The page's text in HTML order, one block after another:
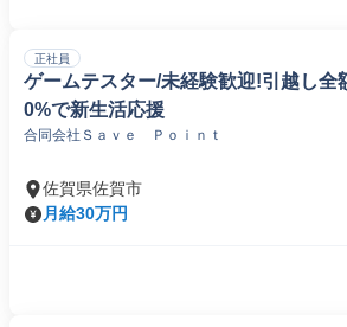
正社員
ゲームテスター/未経験歓迎!引越し全
0%で新生活応援
合同会社Ｓａｖｅ Ｐｏｉｎｔ
佐賀県佐賀市
月給30万円